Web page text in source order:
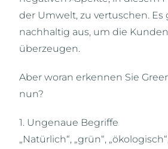
der Umwelt, zu vertuschen. Es
nachhaltig aus, um die
überzeugen.
Aber woran erkennen Sie
nun?
1. Ungenaue Begriffe
„Natürlich“, „grün“, „ökologisch“,